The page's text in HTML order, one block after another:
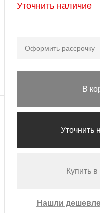
Уточнить наличие
Оформить рассрочку
В
Уточнить
Купить в
Нашли